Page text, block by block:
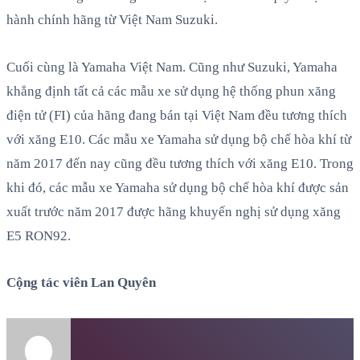
hành chính hãng từ Việt Nam Suzuki.
Cuối cùng là Yamaha Việt Nam. Cũng như Suzuki, Yamaha
khẳng định tất cả các mẫu xe sử dụng hệ thống phun xăng
điện tử (FI) của hãng đang bán tại Việt Nam đều tương thích
với xăng E10. Các mẫu xe Yamaha sử dụng bộ chế hòa khí từ
năm 2017 đến nay cũng đều tương thích với xăng E10. Trong
khi đó, các mẫu xe Yamaha sử dụng bộ chế hòa khí được sản
xuất trước năm 2017 được hãng khuyến nghị sử dụng xăng
E5 RON92.
Cộng tác viên Lan Quyên